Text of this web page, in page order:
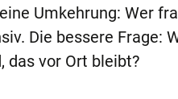
Umkehrung: Wer
Die bessere Frage:
das vor Ort bleibt?